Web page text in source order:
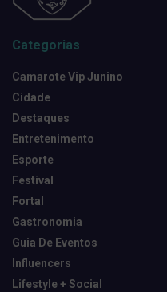
Categorias
Camarote Vip Junino
Cidade
Destaques
Entretenimento
Esporte
Festival
Fortal
Gastronomia
Guia De Eventos
Influencers
Lifestyle + Social